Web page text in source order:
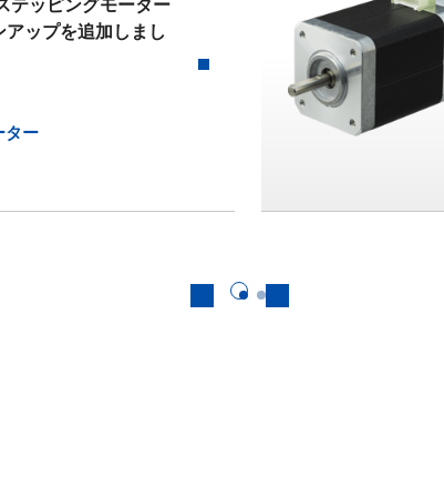
テッピングモーター
ップを追加しまし
ター